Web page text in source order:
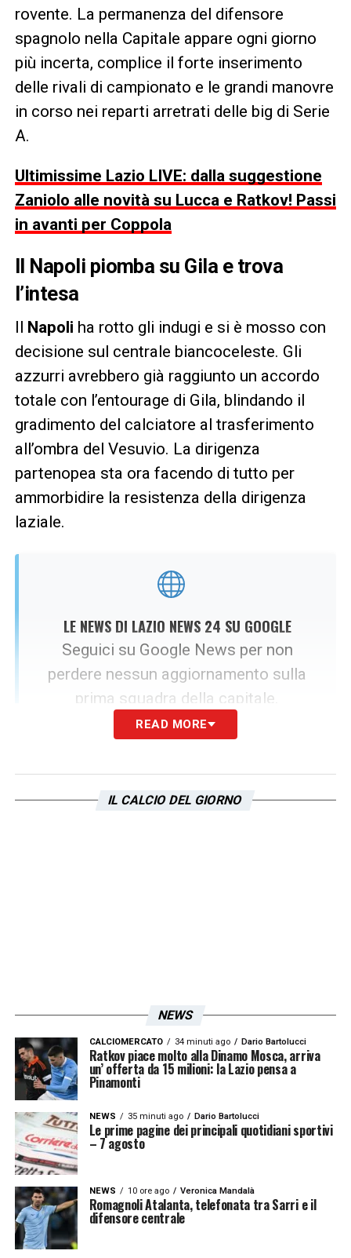
rovente. La permanenza del difensore
spagnolo nella Capitale appare ogni giorno
più incerta, complice il forte inserimento
delle rivali di campionato e le grandi manovre
in corso nei reparti arretrati delle big di Serie
A.
Ultimissime Lazio LIVE: dalla suggestione
Zaniolo alle novità su Lucca e Ratkov! Passi
in avanti per Coppola
Il Napoli piomba su Gila e trova
l’intesa
Il Napoli ha rotto gli indugi e si è mosso con
decisione sul centrale biancoceleste. Gli
azzurri avrebbero già raggiunto un accordo
totale con l’entourage di Gila, blindando il
gradimento del calciatore al trasferimento
all’ombra del Vesuvio. La dirigenza
partenopea sta ora facendo di tutto per
ammorbidire la resistenza della dirigenza
laziale.
LE NEWS DI LAZIO NEWS 24 SU GOOGLE
Seguici su Google News per non
perdere nessun aggiornamento sulla
prima squadra della capitale.
Il muro della Lazio e la promessa a
fondamentale dall’allenatore, soprattutto alla
luce della ormai certa partenza diAlessio
Romagnoli, che costringerà la squadra a non
privarsi di altri pezzi pregiati in difesa.
Niente Real Madrid: le scelte di
Mourinho
Una certezza sul futuro del difensore arriva
però dalla Spagna. Secondo quanto riportato
dal portale iberico
READ MORE
IL CALCIO DEL GIORNO
NEWS
CALCIOMERCATO 34 minuti ago Dario Bartolucci
Ratkov piace molto alla Dinamo Mosca, arriva
un’ offerta da 15 milioni: la Lazio pensa a
Pinamonti
NEWS 35 minuti ago Dario Bartolucci
Le prime pagine dei principali quotidiani sportivi
– 7 agosto
NEWS 10 ore ago Veronica Mandalà
Romagnoli Atalanta, telefonata tra Sarri e il
difensore centrale